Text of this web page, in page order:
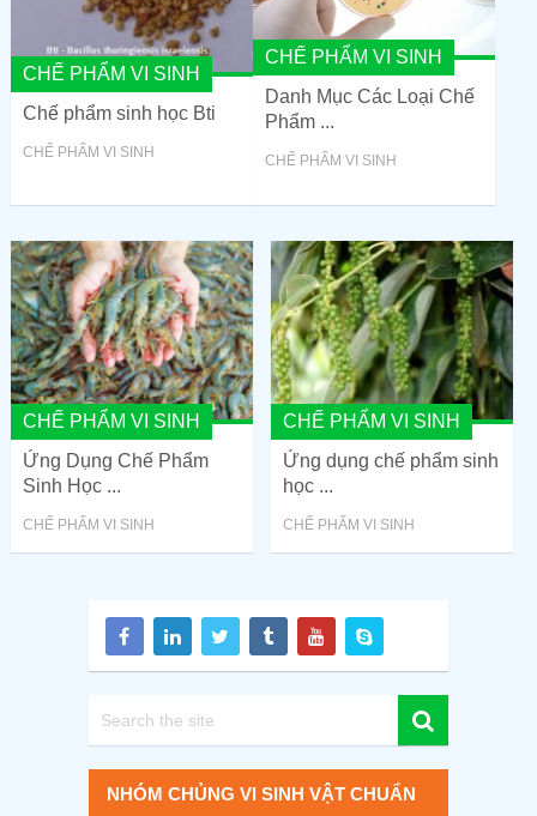
CHẾ PHẨM VI SINH
Chế phẩm sinh học Bti
CHẾ PHẨM VI SINH
CHẾ PHẨM VI SINH
Danh Mục Các Loại Chế
Phẩm ...
CHẾ PHẨM VI SINH
CHẾ PHẨM VI SINH
Ứng Dụng Chế Phẩm
Sinh Học ...
CHẾ PHẨM VI SINH
CHẾ PHẨM VI SINH
Ứng dụng chế phẩm sinh
học ...
CHẾ PHẨM VI SINH
NHÓM CHỦNG VI SINH VẬT CHUẨN